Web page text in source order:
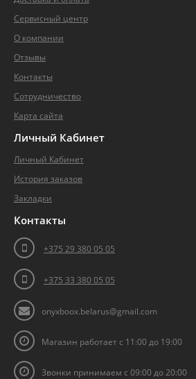
Сервисный центр
О компании
Отзывы
Контакты
Сотрудничество
Карта сайта
Личный Кабинет
Личный Кабинет
История заказов
Закладки
Контакты
+375 29 380 05 05
+375 33 380 05 05
onyxboox.belarus@gmail.com
Магазин работает с 11:00 до 19:00
Звонки принимаем с 09:00 до 20:00